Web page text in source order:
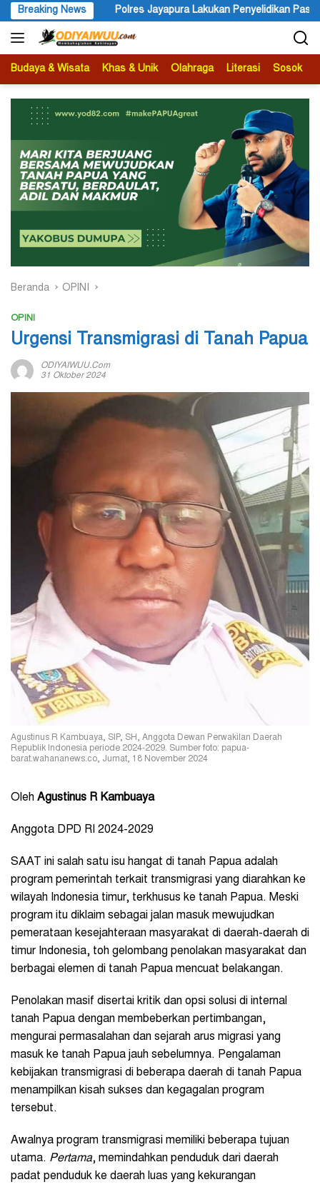
Langsung
ke
konten
Breaking News
Polres Jayapura Lakukan Penyelidikan Pasca Keracunan
Budaya & Wisata Khas & Unik Olahraga Literasi Sosok
Beranda OPINI
OPINI
Urgensi Transmigrasi di Tanah Papua
ODIYAIWUU.com
31 Oktober 2024
Agustinus R Kambuaya, SIP, SH, Anggota Dewan Perwakilan Daerah
Republik Indonesia periode 2024-2029. Sumber foto: papua-
barat.wahananews.co, Jumat, 18 November 2024
Oleh Agustinus R Kambuaya
Anggota DPD RI 2024-2029
SAAT ini salah satu isu hangat di tanah Papua adalah
program pemerintah terkait transmigrasi yang diarahkan ke
wilayah Indonesia timur, terkhusus ke tanah Papua. Meski
program itu diklaim sebagai jalan masuk mewujudkan
pemerataan kesejahteraan masyarakat di daerah-daerah di
timur Indonesia, toh gelombang penolakan masyarakat dan
berbagai elemen di tanah Papua mencuat belakangan.
Penolakan masif disertai kritik dan opsi solusi di internal
tanah Papua dengan membeberkan pertimbangan,
mengurai permasalahan dan sejarah arus migrasi yang
masuk ke tanah Papua jauh sebelumnya. Pengalaman
kebijakan transmigrasi di beberapa daerah di tanah Papua
menampilkan kisah sukses dan kegagalan program
tersebut.
Awalnya program transmigrasi memiliki beberapa tujuan
utama. Pertama, memindahkan penduduk dari daerah
padat penduduk ke daerah luas yang kekurangan